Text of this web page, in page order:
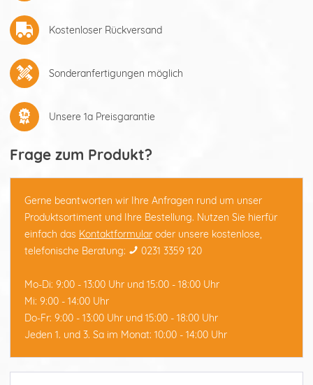
Kostenloser Rückversand
Sonderanfertigungen möglich
Unsere 1a Preisgarantie
Frage zum Produkt?
Gerne beantworten wir Ihre Anfragen rund um unser
Produktsortiment und Ihre Bestellung. Nutzen Sie hierfür
einfach das Kontaktformular oder unsere kostenlose,
telefonische Beratung:
0231 3359 120
Mo-Di: 9:00 - 13:00 Uhr und 15:00 - 18:00 Uhr
Mi: 9:00 - 14:00 Uhr
Do-Fr: 9:00 - 13:00 Uhr und 15:00 - 18:00 Uhr
Jeden 1. und 3. Sa im Monat: 10:00 - 14:00 Uhr